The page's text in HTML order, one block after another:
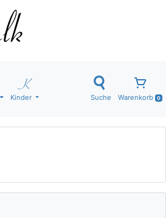
Kinder Suche Warenkorb 0